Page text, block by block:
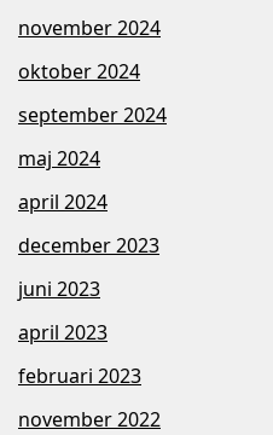
november 2024
oktober 2024
september 2024
maj 2024
april 2024
december 2023
juni 2023
april 2023
februari 2023
november 2022